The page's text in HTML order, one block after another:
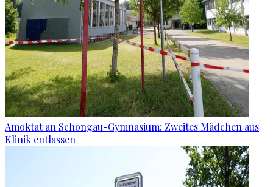
Amoktat an Schongau-Gymnasium: Zweites Mädchen aus
Klinik entlassen